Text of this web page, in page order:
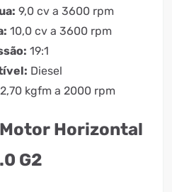
9,0 cv a 3600 rpm
10,0 cv a 3600 rpm
19:1
Diesel
2,70 kgfm a 2000 rpm
Horizontal
G2